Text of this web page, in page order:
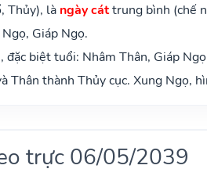
Thủy), là ngày cáttrung bình (chế
Giáp Ngọ.
đặc biệt tuổi: Nhâm Thân, Giáp
Thân thành Thủy cục. Xung Ngọ,
trực 06/05/2039